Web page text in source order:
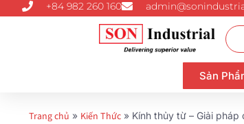
+84 982 260 160
Sản
Trang chủ » Kiến Thức » Kính thủy từ – Giải